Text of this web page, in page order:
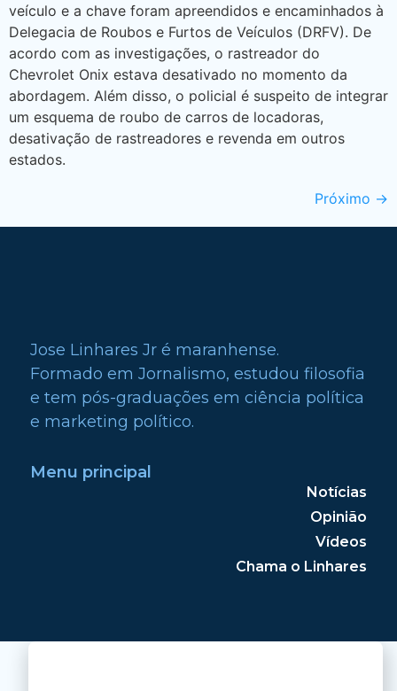
veículo e a chave foram apreendidos e encaminhados à
Delegacia de Roubos e Furtos de Veículos (DRFV). De
acordo com as investigações, o rastreador do
Chevrolet Onix estava desativado no momento da
abordagem. Além disso, o policial é suspeito de integrar
um esquema de roubo de carros de locadoras,
desativação de rastreadores e revenda em outros
estados.
Próximo →
Jose Linhares Jr é maranhense.
Formado em Jornalismo, estudou filosofia
e tem pós-graduações em ciência política
e marketing político.
Menu principal
Notícias
Opinião
Vídeos
Chama o Linhares